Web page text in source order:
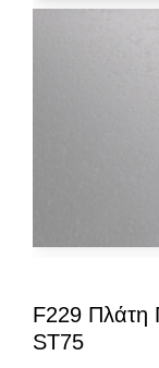
F229 Πλάτη
ST75